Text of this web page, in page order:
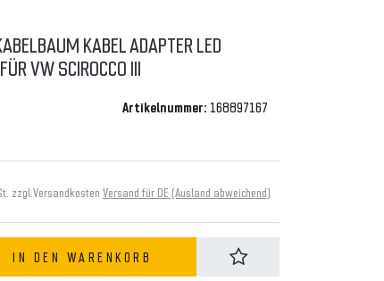
KABEL ADAPTER LED
VW SCIROCCO III
Artikelnummer: 168897167
zzgl. Versandkosten Versand für DE (Ausland abweichend)
IN DEN WARENKORB